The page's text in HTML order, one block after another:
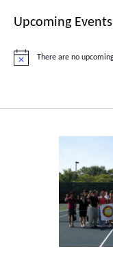
Upcoming Events
Notice
There are no